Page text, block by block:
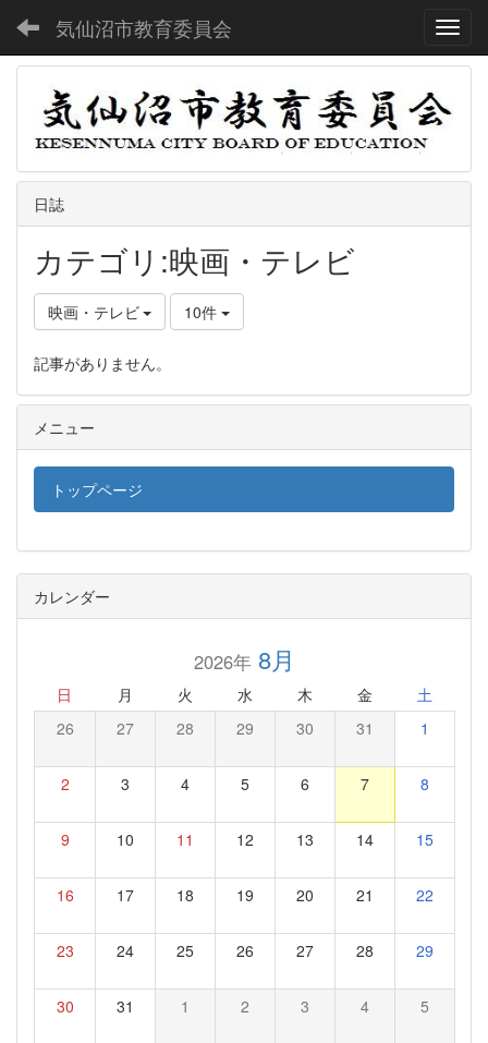
気仙沼市教育委員会
日誌
カテゴリ:映画・テレビ
映画・テレビ 10件
記事がありません。
メニュー
トップページ
カレンダー
2026年8月
日 月 火 水 木 金 土
26 27 28 29 30 31 1
2 3 4 5 6 7 8
9 10 11 12 13 14 15
16 17 18 19 20 21 22
23 24 25 26 27 28 29
30 31 1 2 3 4 5